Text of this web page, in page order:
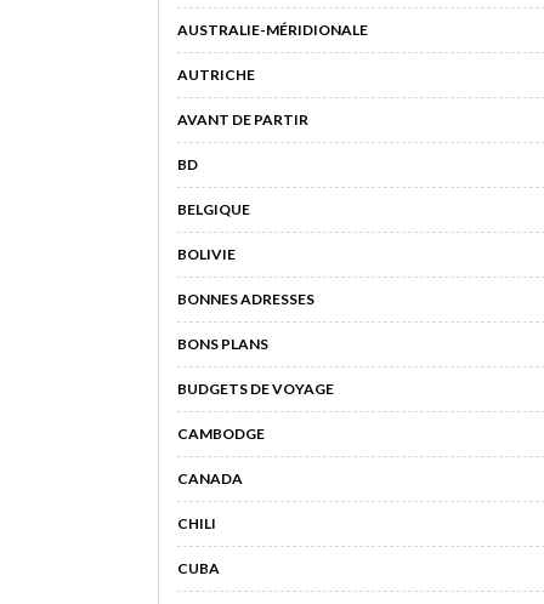
AUSTRALIE-MÉRIDIONALE
AUTRICHE
AVANT DE PARTIR
BD
BELGIQUE
BOLIVIE
BONNES ADRESSES
BONS PLANS
BUDGETS DE VOYAGE
CAMBODGE
CANADA
CHILI
CUBA